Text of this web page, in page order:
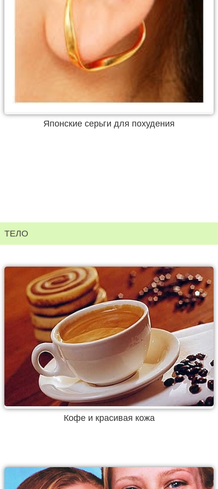
Японские серьги для похудения
ТЕЛО
Кофе и красивая кожа